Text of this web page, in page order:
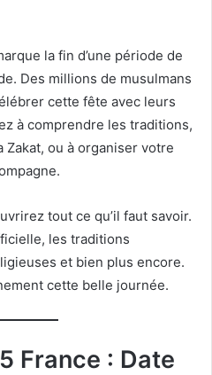
la fin d’une période de
Des millions de musulmans
cette fête avec leurs
à comprendre les traditions,
ou à organiser votre
tout ce qu’il faut savoir.
les traditions
et bien plus encore.
cette belle journée.
France : Date